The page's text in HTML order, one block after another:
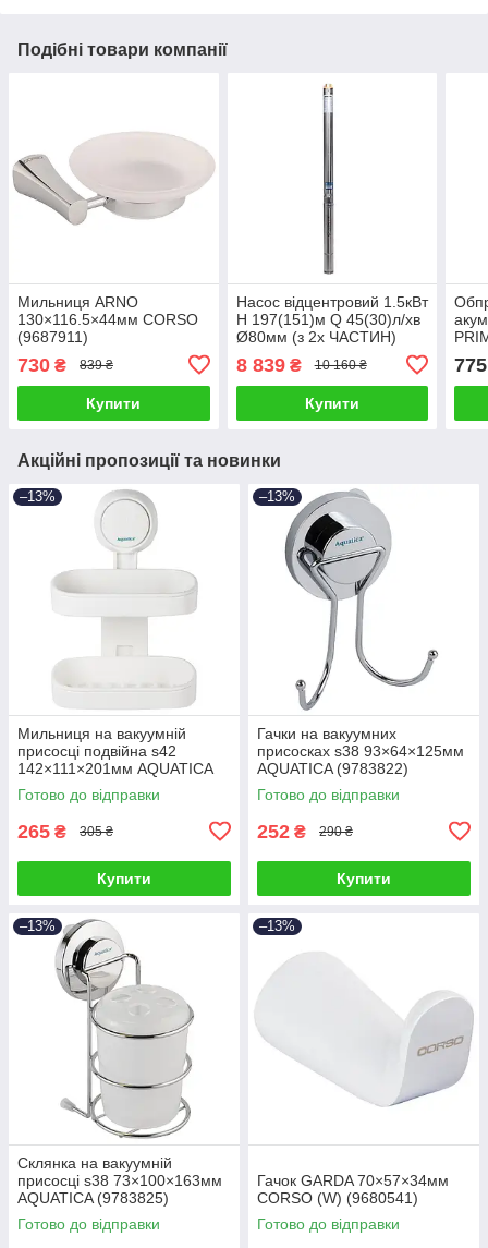
Подібні товари компанії
Мильниця ARNO
130×116.5×44мм CORSO
(9687911)
730 ₴ 839 ₴
Купити
Насос відцентровий 1.5кВт
H 197(151)м Q 45(30)л/хв
Ø80мм (з 2х ЧАСТИН)
3SEm1.8/46 (777106)
8 839₴ 10 160 ₴
Купити
775
Акційні пропозиції та новинки
–13%
Мильниця на вакуумній
присосці подвійна s42
142×111×201мм AQUATICA
(9784290)
Готово до відправки
265 ₴ 305 ₴
Купити
–13%
Гачки на вакуумних
присосках s38 93×64×125мм
AQUATICA (9783822)
Готово до відправки
252 ₴ 290 ₴
Купити
–13%
Склянка на вакуумній
присосці s38 73×100×163мм
AQUATICA (9783825)
Готово до відправки
–13%
Гачок GARDA 70×57×34мм
CORSO (W) (9680541)
Готово до відправки